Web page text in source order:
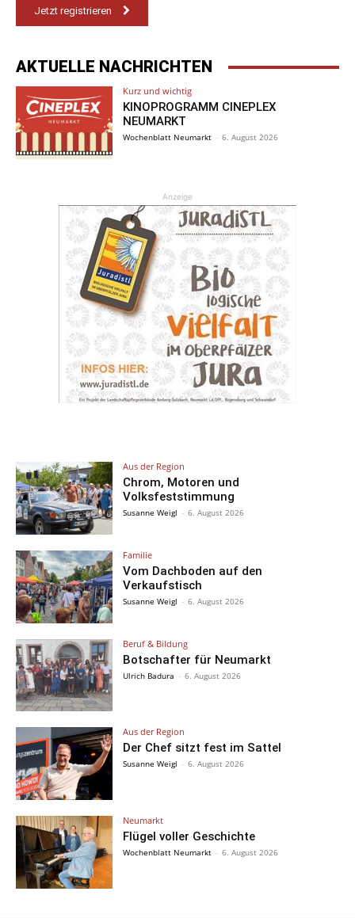
Jetzt registrieren
AKTUELLE NACHRICHTEN
Kurz und wichtig
KINOPROGRAMM CINEPLEX
NEUMARKT
Wochenblatt Neumarkt - 6. August 2026
Anzeige
Aus der Region
Chrom, Motoren und
Volksfeststimmung
Susanne Weigl - 6. August 2026
Familie
Vom Dachboden auf den
Verkaufstisch
Susanne Weigl - 6. August 2026
Beruf & Bildung
Botschafter für Neumarkt
Ulrich Badura - 6. August 2026
Aus der Region
Der Chef sitzt fest im Sattel
Susanne Weigl - 6. August 2026
Neumarkt
Flügel voller Geschichte
Wochenblatt Neumarkt - 6. August 2026